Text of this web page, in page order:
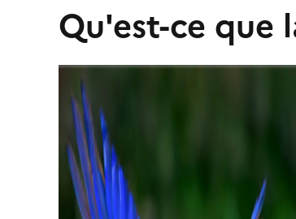
Qu'est-ce que